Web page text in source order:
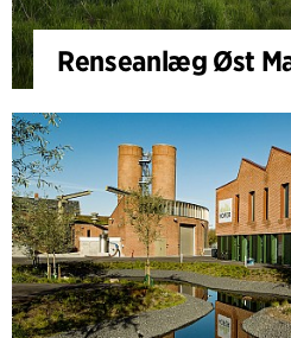
Renseanlæg Øst